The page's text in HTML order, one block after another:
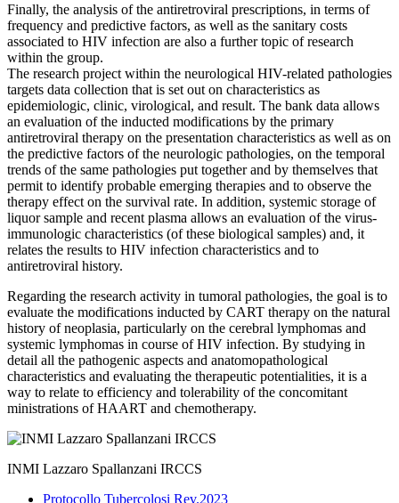
Finally, the analysis of the antiretroviral prescriptions, in terms of
frequency and predictive factors, as well as the sanitary costs
associated to HIV infection are also a further topic of research
within the group.
The research project within the neurological HIV-related pathologies
targets data collection that is set out on characteristics as
epidemiologic, clinic, virological, and result. The bank data allows
an evaluation of the inducted modifications by the primary
antiretroviral therapy on the presentation characteristics as well as on
the predictive factors of the neurologic pathologies, on the temporal
trends of the same pathologies put together and by themselves that
permit to identify probable emerging therapies and to observe the
therapy effect on the survival rate. In addition, systemic storage of
liquor sample and recent plasma allows an evaluation of the virus-
immunologic characteristics (of these biological samples) and, it
relates the results to HIV infection characteristics and to
antiretroviral history.
Regarding the research activity in tumoral pathologies, the goal is to
evaluate the modifications inducted by CART therapy on the natural
history of neoplasia, particularly on the cerebral lymphomas and
systemic lymphomas in course of HIV infection. By studying in
detail all the pathogenic aspects and anatomopathological
characteristics and evaluating the therapeutic potentialities, it is a
way to relate to efficiency and tolerability of the concomitant
ministrations of HAART and chemotherapy.
INMI Lazzaro Spallanzani IRCCS
Protocollo Tubercolosi Rev.2023